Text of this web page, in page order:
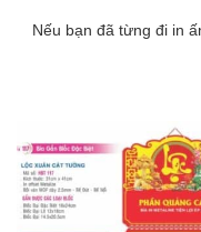
Nếu bạn đã từng đi in